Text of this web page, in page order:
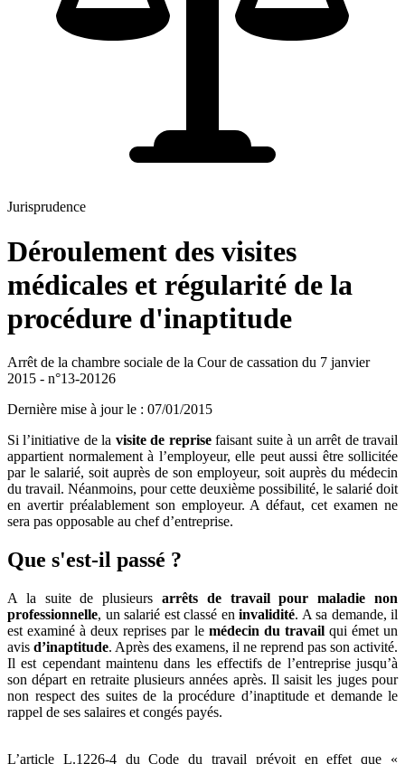
Jurisprudence
Déroulement des visites
médicales et régularité de la
procédure d'inaptitude
Arrêt de la chambre sociale de la Cour de cassation du 7 janvier
2015 - n°13-20126
Dernière mise à jour le : 07/01/2015
Si l’initiative de la visite de reprisefaisant suite à un arrêt de travail
appartient normalement à l’employeur, elle peut aussi être sollicitée
par le salarié, soit auprès de son employeur, soit auprès du médecin
du travail. Néanmoins, pour cette deuxième possibilité, le salarié doit
en avertir préalablement son employeur. A défaut, cet examen ne
sera pas opposable au chef d’entreprise.
Que s'est-il passé ?
A la suite de plusieurs arrêts de travail pour maladie non
professionnelle, un salarié est classé en invalidité. A sa demande, il
est examiné à deux reprises par le médecin du travailqui émet un
avis d’inaptitude. Après des examens, il ne reprend pas son activité.
Il est cependant maintenu dans les effectifs de l’entreprise jusqu’à
son départ en retraite plusieurs années après. Il saisit les juges pour
non respect des suites de la procédure d’inaptitude et demande le
rappel de ses salaires et congés payés.
L’article L.1226-4 du Code du travail prévoit en effet que «